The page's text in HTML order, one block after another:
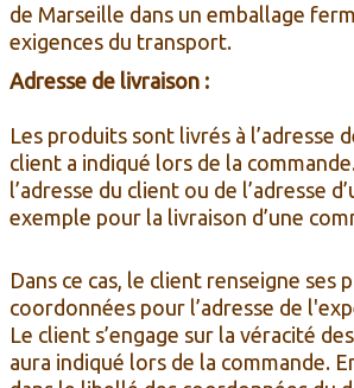
de Marseille dans un emballage
exigences du transport.
Adresse de livraison :
Les produits sont livrés à l’adresse
client a indiqué lors de la
l’adresse du client ou de l’adresse
exemple pour la livraison d’une
Dans ce cas, le client renseigne ses
coordonnées pour l’adresse de
Le client s’engage sur la véracité
aura indiqué lors de la commande.